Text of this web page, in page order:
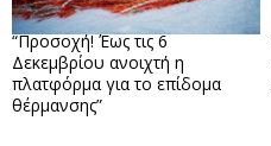
“Προσοχή! Έως τις 6
Δεκεμβρίου ανοιχτή η
πλατφόρμα για το επίδομα
θέρμανσης”